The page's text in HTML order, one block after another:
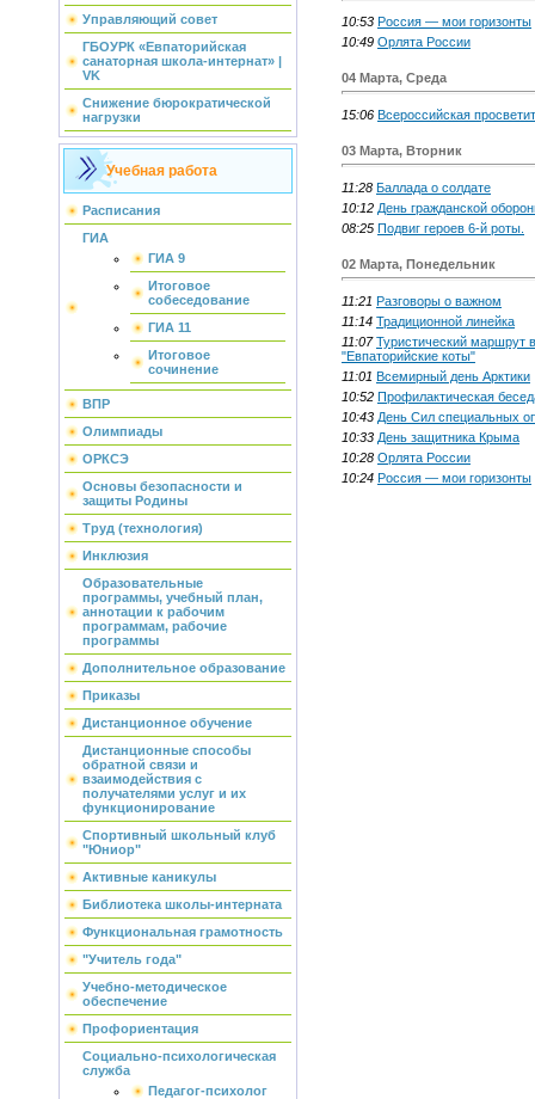
Управляющий совет
ГБОУРК «Евпаторийская
санаторная школа-интернат» |
VK
Снижение бюрократической
нагрузки
Учебная работа
Расписания
ГИА
ГИА 9
Итоговое
собеседование
ГИА 11
Итоговое
сочинение
ВПР
Олимпиады
ОРКСЭ
Основы безопасности и
защиты Родины
Труд (технология)
Инклюзия
Образовательные
программы, учебный план,
аннотации к рабочим
программам, рабочие
программы
Дополнительное образование
Приказы
Дистанционное обучение
Дистанционные способы
обратной связи и
взаимодействия с
получателями услуг и их
функционирование
Спортивный школьный клуб
"Юниор"
Активные каникулы
Библиотека школы-интерната
Функциональная грамотность
"Учитель года"
Учебно-методическое
обеспечение
Профориентация
Социально-психологическая
служба
Педагог-психолог
10:53 Россия — мои горизонты
10:49 Орлята России
04 Марта, Среда
15:06 Всероссийская
03 Марта, Вторник
11:28 Баллада о солдате
10:12 День гражданской
08:25 Подвиг героев 6-й роты.
02 Марта, Понедельник
11:21 Разговоры о важном
11:14 Традиционной линейка
11:07 Туристический маршрут
"Евпаторийские коты"
11:01 Всемирный день Арктики
10:52 Профилактическая
10:43 День Сил специальных
10:33 День защитника Крыма
10:28 Орлята России
10:24 Россия — мои горизонты